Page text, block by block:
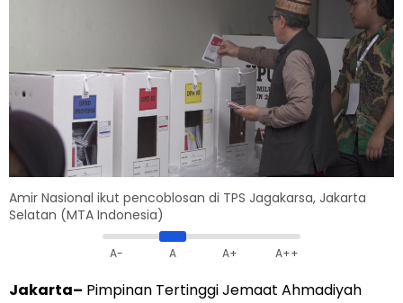
Amir Nasional ikut pencoblosan di TPS Jagakarsa, Jakarta
Selatan (MTA Indonesia)
A- A A+ A++
Jakarta– Pimpinan Tertinggi Jemaat Ahmadiyah